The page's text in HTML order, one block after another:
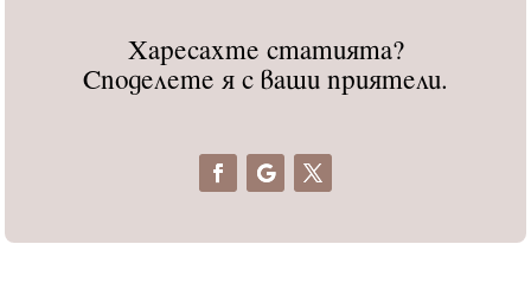
Харесахте статията?
Споделете я с ваши приятели.